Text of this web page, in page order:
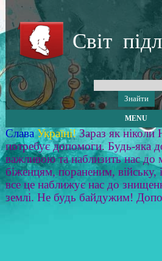
Світ
MENU
Слава Україні! Зараз як
потребує допомоги. Будь-яка
важливою та наблизить нас
біженцям, пораненим, війську,
все це наближує нас до
землі. Не будь байдужим!